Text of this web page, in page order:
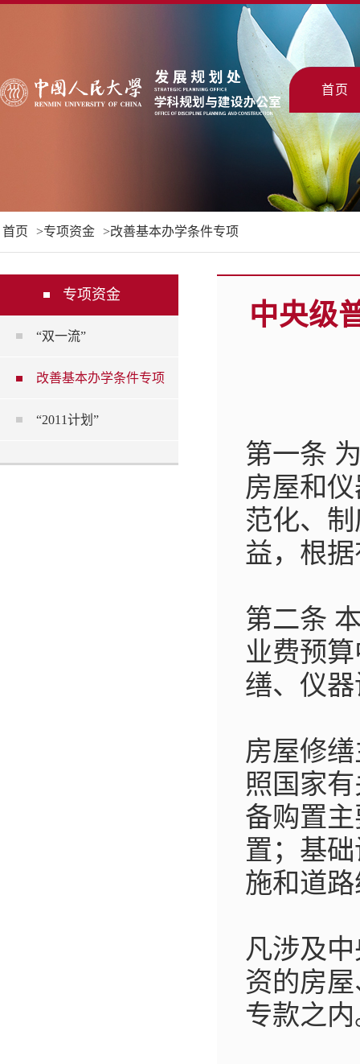
首页
首页 专项资金 改善基本办学条件专项
专项资金
“双一流”
改善基本办学条件专项
“2011计划”
中央级
第一条
房屋和
范化、
益，根
第二条
业费预
缮、仪
房屋修
照国家
备购置
置；基
施和道
凡涉及
资的房
专款之